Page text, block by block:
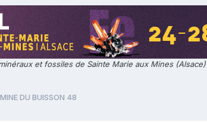
et fossiles de Sainte Marie aux Mines
MINE DU BUISSON 48